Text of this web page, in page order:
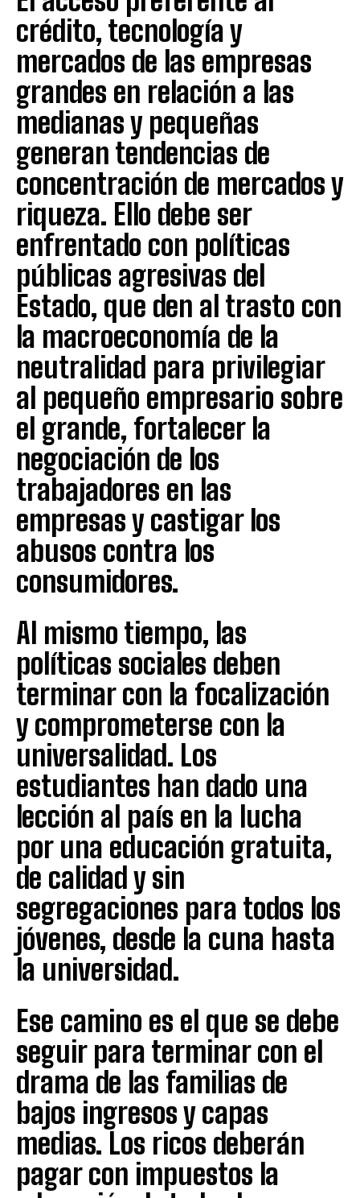
crédito, tecnología y
mercados de las empresas
grandes en relación a las
medianas y pequeñas
generan tendencias de
concentración de mercados y
riqueza. Ello debe ser
enfrentado con políticas
públicas agresivas del
Estado, que den al trasto con
la macroeconomía de la
neutralidad para privilegiar
al pequeño empresario sobre
el grande, fortalecer la
negociación de los
trabajadores en las
empresas y castigar los
abusos contra los
consumidores.
Al mismo tiempo, las
políticas sociales deben
terminar con la focalización
y comprometerse con la
universalidad. Los
estudiantes han dado una
lección al país en la lucha
por una educación gratuita,
de calidad y sin
segregaciones para todos los
jóvenes, desde la cuna hasta
la universidad.
Ese camino es el que se debe
seguir para terminar con el
drama de las familias de
bajos ingresos y capas
medias. Los ricos deberán
pagar con impuestos la